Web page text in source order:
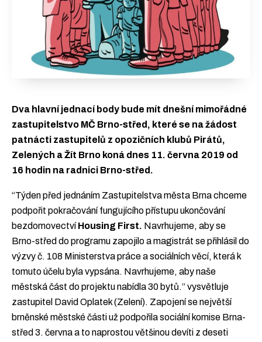
Dva hlavní jednací body bude mít dnešní mimořádné
zastupitelstvo MČ Brno-střed, které se na žádost
patnácti zastupitelů z opozičních klubů Pirátů,
Zelených a Žít Brno koná dnes 11. června 2019 od
16 hodin na radnici Brno-střed.
“Týden před jednáním Zastupitelstva města Brna chceme
podpořit pokračování fungujícího přístupu ukončování
bezdomovectvíHousing First. Navrhujeme, aby se
Brno-střed do programu zapojilo a magistrát se přihlásil do
výzvy č. 108 Ministerstva práce a sociálních věcí, která k
tomuto účelu byla vypsána. Navrhujeme, aby naše
městská část do projektu nabídla 30 bytů.” vysvětluje
zastupitel David Oplatek (Zelení). Zapojení se největší
brněnské městské části už podpořila sociální komise Brna-
střed 3. června a to naprostou většinou devíti z deseti